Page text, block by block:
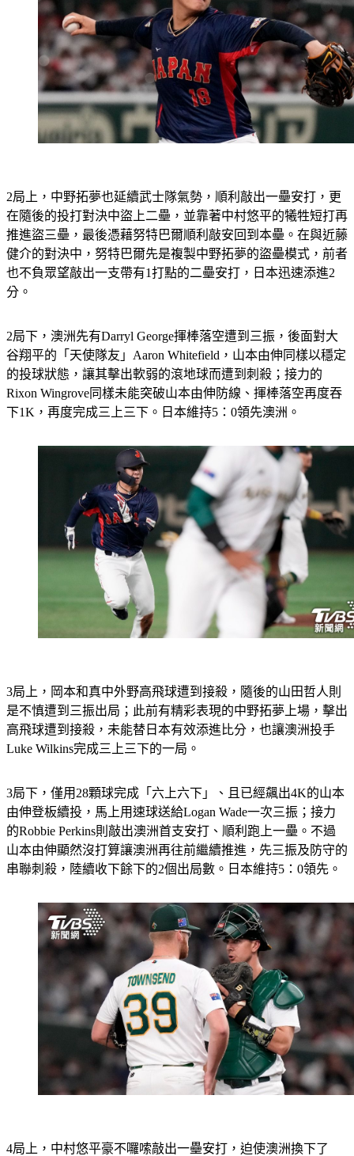
2局上，中野拓夢也延續武士隊氣勢，順利敲出一壘安打，更
在隨後的投打對決中盜上二壘，並靠著中村悠平的犧牲短打再
推進盜三壘，最後憑藉努特巴爾順利敲安回到本壘。在與近藤
健介的對決中，努特巴爾先是複製中野拓夢的盜壘模式，前者
也不負眾望敲出一支帶有1打點的二壘安打，日本迅速添進2
分。
2局下，澳洲先有Darryl George揮棒落空遭到三振，後面對大
谷翔平的「天使隊友」Aaron Whitefield，山本由伸同樣以穩定
的投球狀態，讓其擊出軟弱的滾地球而遭到刺殺；接力的
Rixon Wingrove同樣未能突破山本由伸防線、揮棒落空再度吞
下1K，再度完成三上三下。日本維持5：0領先澳洲。
3局上，岡本和真中外野高飛球遭到接殺，隨後的山田哲人則
是不慎遭到三振出局；此前有精彩表現的中野拓夢上場，擊出
高飛球遭到接殺，未能替日本有效添進比分，也讓澳洲投手
Luke Wilkins完成三上三下的一局。
3局下，僅用28顆球完成「六上六下」、且已經飆出4K的山本
由伸登板續投，馬上用速球送給Logan Wade一次三振；接力
的Robbie Perkins則敲出澳洲首支安打、順利跑上一壘。不過
山本由伸顯然沒打算讓澳洲再往前繼續推進，先三振及防守的
串聯刺殺，陸續收下餘下的2個出局數。日本維持5：0領先。
4局上，中村悠平豪不囉嗦敲出一壘安打，迫使澳洲換下了